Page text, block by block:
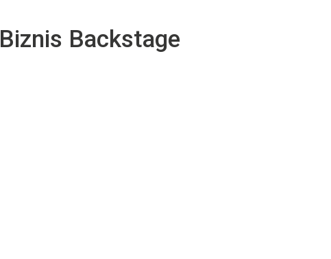
Biznis Backstage